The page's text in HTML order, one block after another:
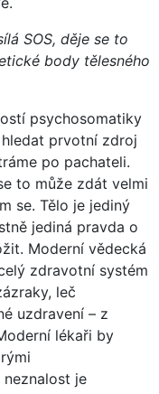
SOS, děje se to
body tělesného
psychosomatiky
prvotní zdroj
po pachateli.
to může zdát velmi
se. Tělo je jediný
jediná pravda o
Moderní vědecká
zdravotní systém
leč
uzdravení – z
lékaři by
je